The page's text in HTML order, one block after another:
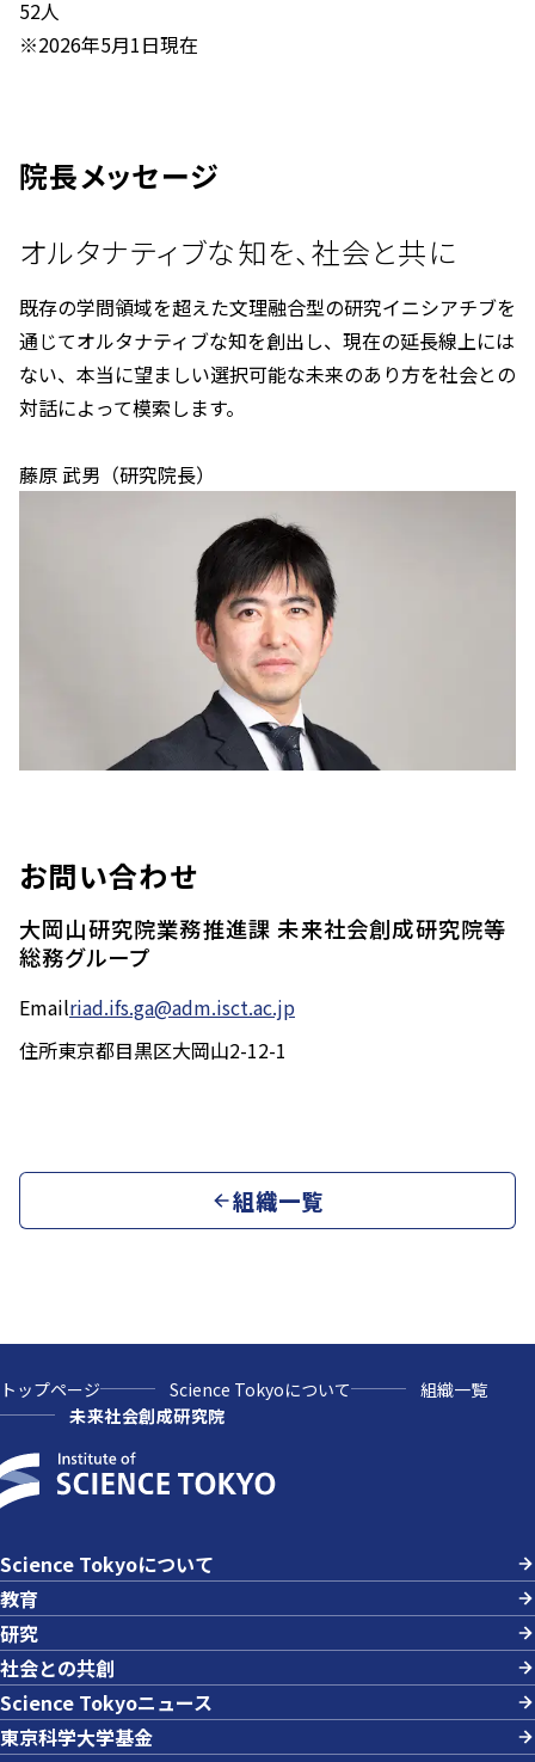
52人
※2026年5月1日現在
院長メッセージ
オルタナティブな知を、社会と共に
既存の学問領域を超えた文理融合型の研究イニシアチブを
通じてオルタナティブな知を創出し、現在の延長線上には
ない、本当に望ましい選択可能な未来のあり方を社会との
対話によって模索します。
藤原 武男（研究院長）
お問い合わせ
大岡山研究院業務推進課 未来社会創成研究院等
総務グループ
Emailriad.ifs.ga@adm.isct.ac.jp
住所東京都目黒区大岡山2-12-1
組織一覧
トップページ Science Tokyoについて
組織一覧
未来社会創成研究院
Science Tokyoについて
教育
研究
社会との共創
Science Tokyoニュース
東京科学大学基金